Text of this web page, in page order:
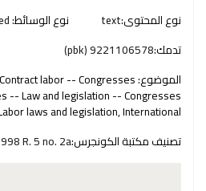
نوع المحتوى:text نوع الوسائط:
تدمك:9221106578 (pbk)
الموضوع:Contract labor -- Congresses
-- Law and legislation -- Congresses
laws and legislation, International
تصنيف مكتبة الكونجرس:R. 5 no. 2a